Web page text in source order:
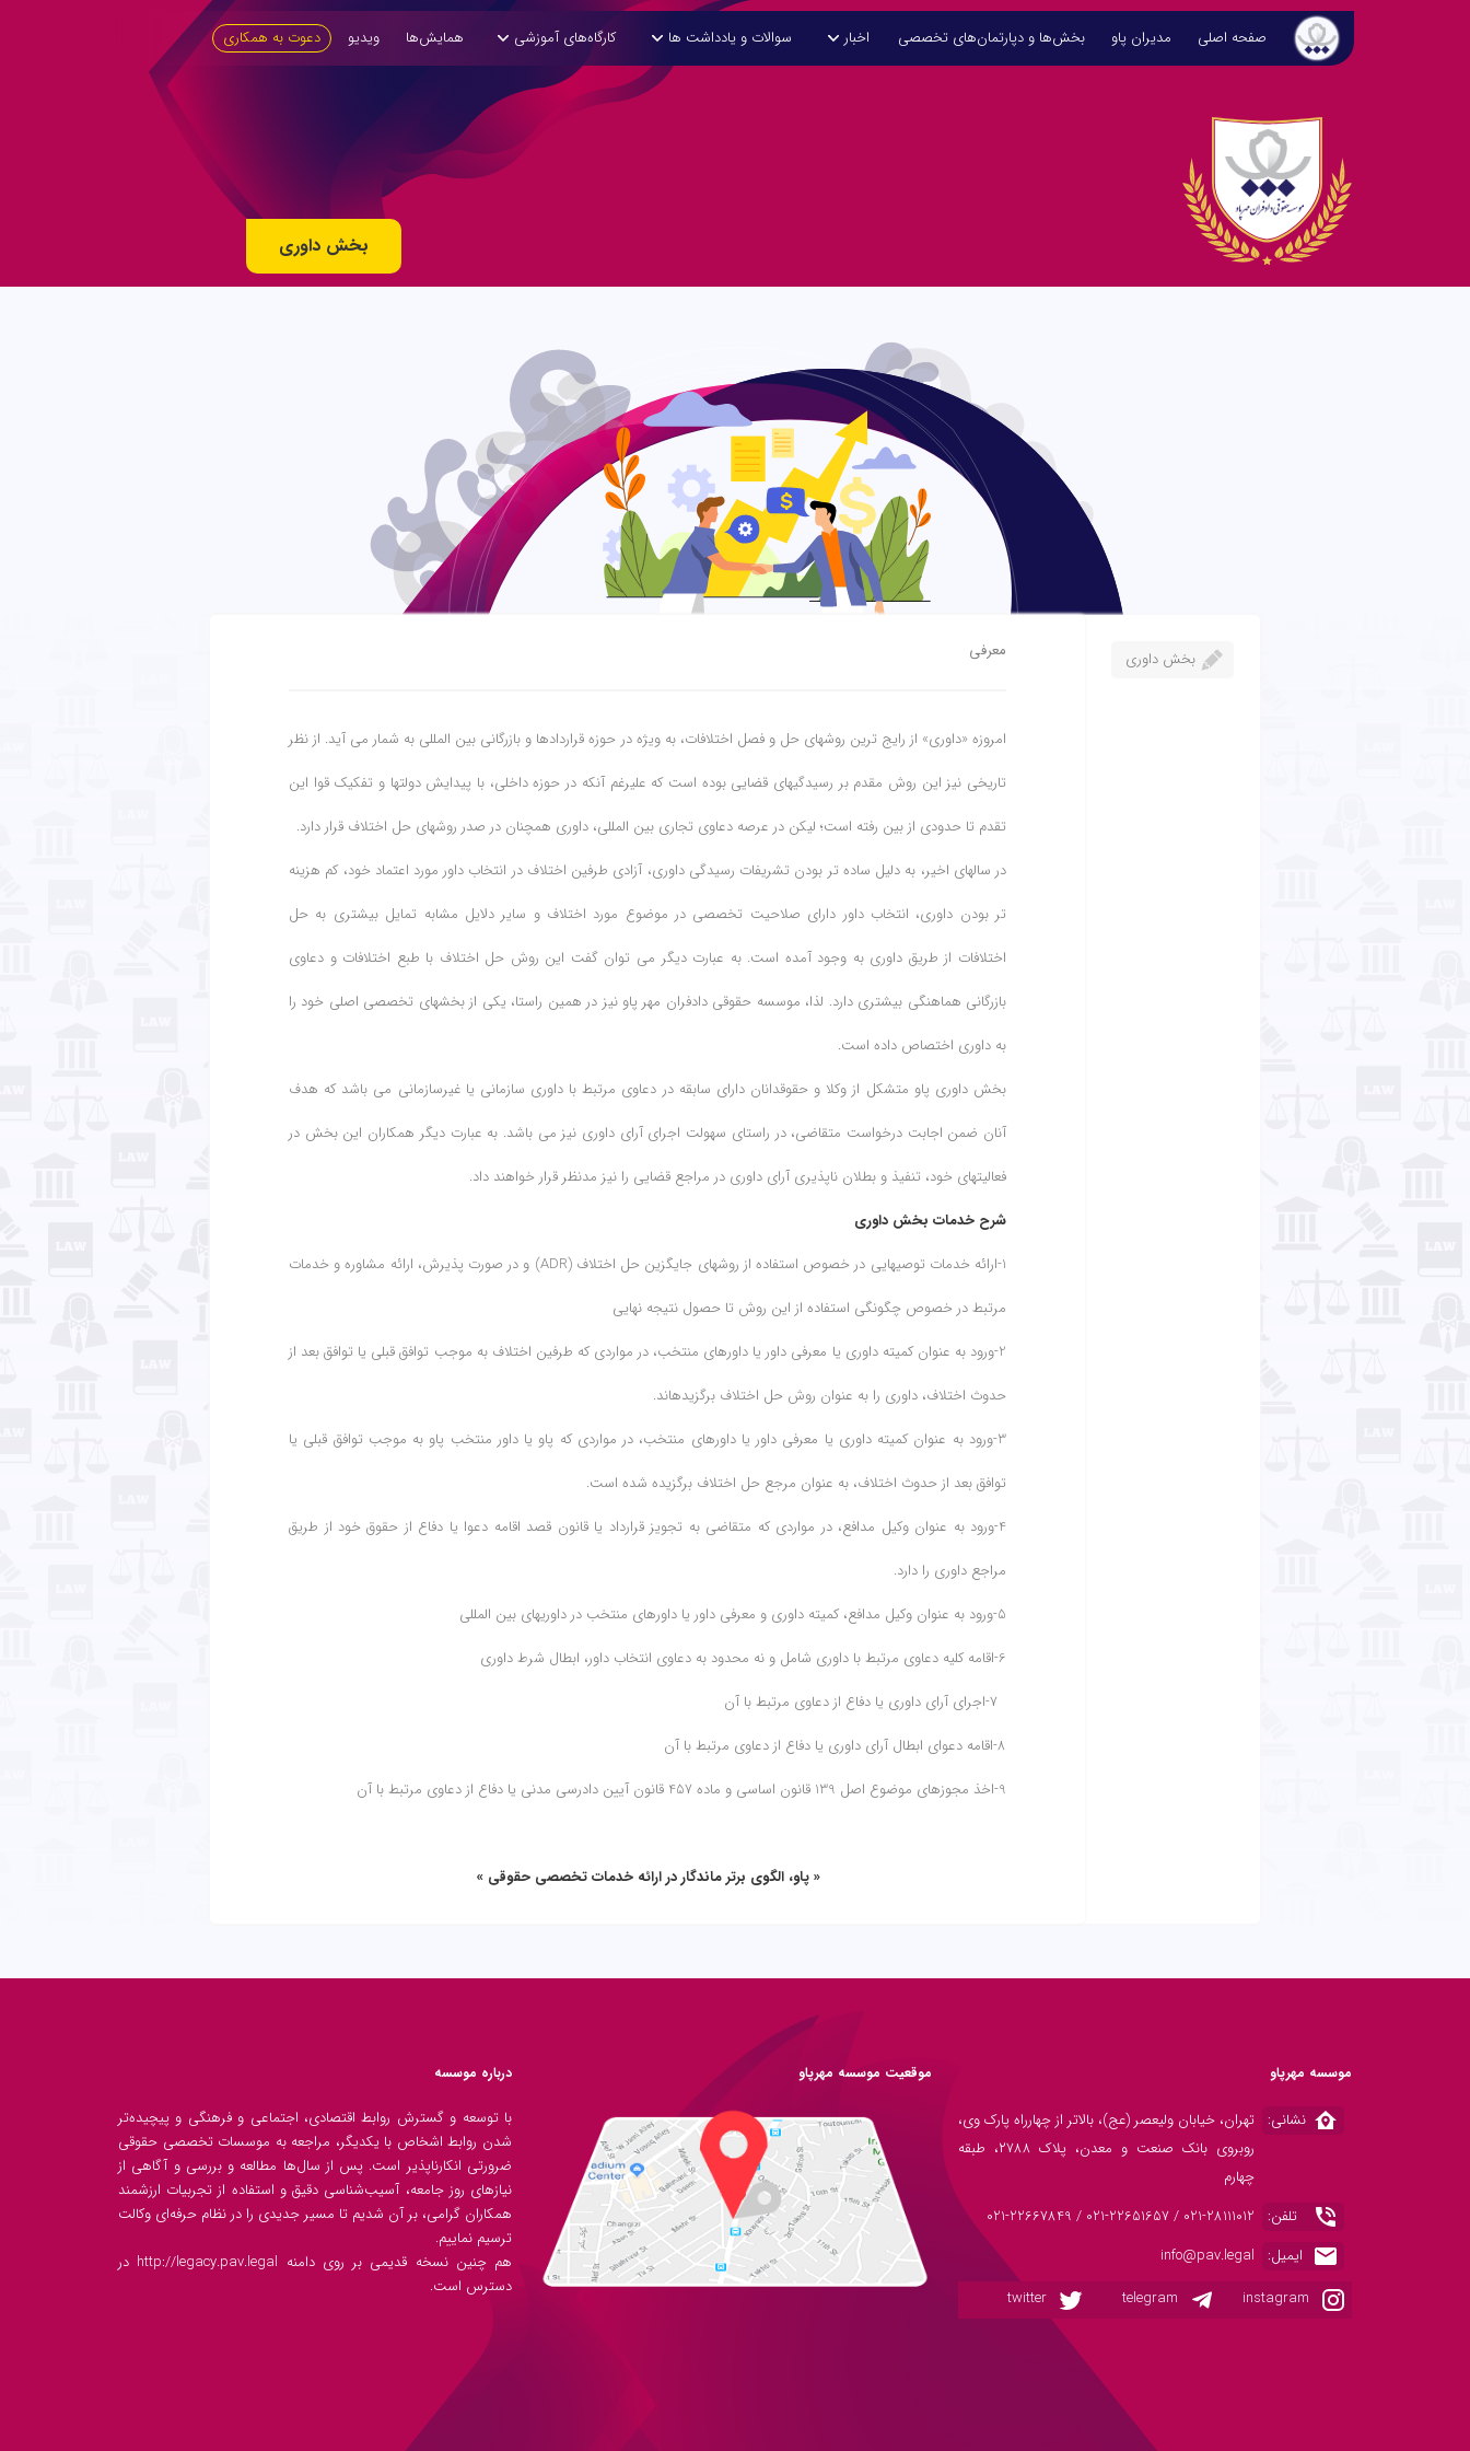
صفحه اصلی مدیران پاو بخش‌ها و دپارتمان‌های تخصصی اخبار سوالات و یادداشت ها کارگاه‌های آموزشی همایش‌ها ویدیو دعوت به همکاری
بخش داوری
بخش داوری معرفی
امروزه «داوری» از رایج ترین روشهای حل و فصل اختلافات، به ویژه در حوزه قراردادها و بازرگانی بین المللی به شمار می آید. از نظر
تاریخی نیز این روش مقدم بر رسیدگیهای قضایی بوده است که علیرغم آنکه در حوزه داخلی، با پیدایش دولتها و تفکیک قوا این
تقدم تا حدودی از بین رفته است؛ لیکن در عرصه دعاوی تجاری بین المللی، داوری همچنان در صدر روشهای حل اختلاف قرار دارد.
در سالهای اخیر، به دلیل ساده تر بودن تشریفات رسیدگی داوری، آزادی طرفین اختلاف در انتخاب داور مورد اعتماد خود، کم هزینه
تر بودن داوری، انتخاب داور دارای صلاحیت تخصصی در موضوع مورد اختلاف و سایر دلایل مشابه تمایل بیشتری به حل
اختلافات از طریق داوری به وجود آمده است. به عبارت دیگر می توان گفت این روش حل اختلاف با طبع اختلافات و دعاوی
بازرگانی هماهنگی بیشتری دارد. لذا، موسسه حقوقی دادفران مهر پاو نیز در همین راستا، یکی از بخشهای تخصصی اصلی خود را
به داوری اختصاص داده است.
بخش داوری پاو متشکل از وکلا و حقوقدانان دارای سابقه در دعاوی مرتبط با داوری سازمانی یا غیرسازمانی می باشد که هدف
آنان ضمن اجابت درخواست متقاضی، در راستای سهولت اجرای آرای داوری نیز می باشد. به عبارت دیگر همکاران این بخش در
فعالیتهای خود، تنفیذ و بطلان ناپذیری آرای داوری در مراجع قضایی را نیز مدنظر قرار خواهند داد.
شرح خدمات بخش داوری
1-ارائه خدمات توصیه­ایی در خصوص استفاده از روشهای جایگزین حل اختلاف (ADR) و در صورت پذیرش، ارائه مشاوره و خدمات
مرتبط در خصوص چگونگی استفاده از این روش تا حصول نتیجه نهایی
2-ورود به عنوان کمیته داوری یا معرفی داور یا داورهای منتخب، در مواردی که طرفین اختلاف به موجب توافق قبلی یا توافق بعد از
حدوث اختلاف، داوری را به عنوان روش حل اختلاف برگزیده­اند.
3-ورود به عنوان کمیته داوری یا معرفی داور یا داورهای منتخب، در مواردی که پاو یا داور منتخب پاو به موجب توافق قبلی یا
توافق بعد از حدوث اختلاف، به عنوان مرجع حل اختلاف برگزیده شده است.
4-ورود به عنوان وکیل مدافع، در مواردی که متقاضی به تجویز قرارداد یا قانون قصد اقامه دعوا یا دفاع از حقوق خود از طریق
مراجع داوری را دارد.
5-ورود به عنوان وکیل مدافع، کمیته داوری و معرفی داور یا داورهای منتخب در داوریهای بین المللی
6-اقامه کلیه دعاوی مرتبط با داوری شامل و نه محدود به دعاوی انتخاب داور، ابطال شرط داوری
8-اقامه دعوای ابطال آرای داوری یا دفاع از دعاوی مرتبط با آن
9-اخذ مجوزهای موضوع اصل 139 قانون اساسی و ماده 457 قانون آیین دادرسی مدنی یا دفاع از دعاوی مرتبط با آن
« پاو، الگوی برتر ماندگار در ارائه خدمات تخصصی حقوقی »
موسسه مهرپاو
نشانی:
تهران، خیابان ولیعصر (عج)، بالاتر از چهارراه پارک وی،
روبروی بانک صنعت و معدن، پلاک ۲۷۸۸، طبقه
چهارم
تلفن:
021-28111012 / 021-22651657 / 021-22667849
ایمیل:
info@pav.legal
instagram
telegram
twitter
موقعیت موسسه مهرپاو درباره موسسه
با توسعه و گسترش روابط اقتصادی، اجتماعی و فرهنگی و پیچیده‌تر
شدن روابط اشخاص با یکدیگر، مراجعه به موسسات تخصصی حقوقی
ضرورتی انکارناپذیر است. پس از سال‌ها مطالعه و بررسی و آگاهی از
نیازهای روز جامعه، آسیب‌شناسی دقیق و استفاده از تجربیات ارزشمند
همکاران گرامی، بر آن شدیم تا مسیر جدیدی را در نظام حرفه‌ای وکالت
ترسیم نماییم.
هم چنین نسخه قدیمی بر روی دامنه http://legacy.pav.legal در
دسترس است.